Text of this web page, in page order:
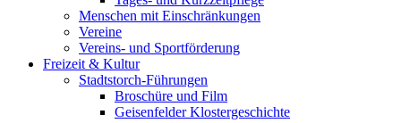
Menschen mit Einschränkungen
Vereine
Vereins- und Sportförderung
Freizeit & Kultur
Stadtstorch-Führungen
Broschüre und Film
Geisenfelder Klostergeschichte